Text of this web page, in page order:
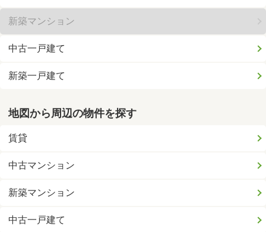
新築マンション
中古一戸建て
新築一戸建て
地図から周辺の物件を探す
賃貸
中古マンション
新築マンション
中古一戸建て